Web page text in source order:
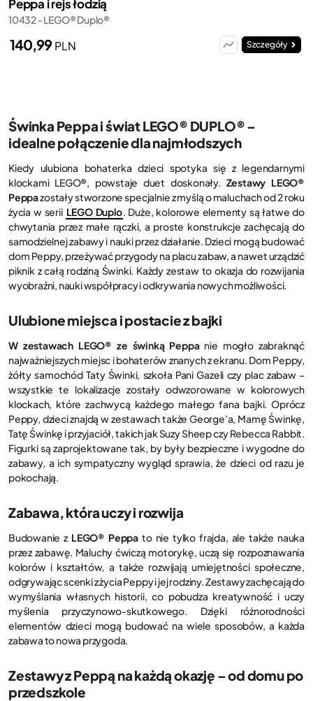
Peppa i rejs łodzią
10432 - LEGO® Duplo®
140,99PLN Szczegóły
Świnka Peppa i świat LEGO® DUPLO® –
idealne połączenie dla najmłodszych
Kiedy ulubiona bohaterka dzieci spotyka się z legendarnymi
klockami LEGO®, powstaje duet doskonały. Zestawy LEGO®
Peppazostały stworzone specjalnie z myślą o maluchach od 2 roku
życia w serii LEGO Duplo. Duże, kolorowe elementy są łatwe do
chwytania przez małe rączki, a proste konstrukcje zachęcają do
samodzielnej zabawy i nauki przez działanie. Dzieci mogą budować
dom Peppy, przeżywać przygody na placu zabaw, a nawet urządzić
piknik z całą rodziną Świnki. Każdy zestaw to okazja do rozwijania
wyobraźni, nauki współpracy i odkrywania nowych możliwości.
Ulubione miejsca i postacie z bajki
W zestawach LEGO® ze świnką Peppanie mogło zabraknąć
najważniejszych miejsc i bohaterów znanych z ekranu. Dom Peppy,
żółty samochód Taty Świnki, szkoła Pani Gazeli czy plac zabaw –
wszystkie te lokalizacje zostały odwzorowane w kolorowych
klockach, które zachwycą każdego małego fana bajki. Oprócz
Peppy, dzieci znajdą w zestawach także George’a, Mamę Świnkę,
Tatę Świnkę i przyjaciół, takich jak Suzy Sheep czy Rebecca Rabbit.
Figurki są zaprojektowane tak, by były bezpieczne i wygodne do
zabawy, a ich sympatyczny wygląd sprawia, że dzieci od razu je
pokochają.
Zabawa, która uczy i rozwija
Budowanie z LEGO® Peppa to nie tylko frajda, ale także nauka
przez zabawę. Maluchy ćwiczą motorykę, uczą się rozpoznawania
kolorów i kształtów, a także rozwijają umiejętności społeczne,
odgrywając scenki z życia Peppy i jej rodziny. Zestawy zachęcają do
wymyślania własnych historii, co pobudza kreatywność i uczy
myślenia przyczynowo-skutkowego. Dzięki różnorodności
elementów dzieci mogą budować na wiele sposobów, a każda
zabawa to nowa przygoda.
Zestawy z Peppą na każdą okazję – od domu po
przedszkole